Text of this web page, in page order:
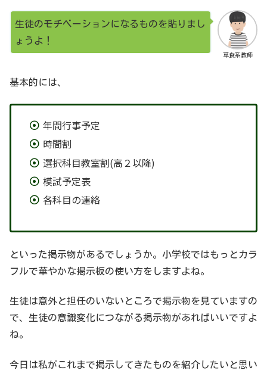
草食系教師
生徒のモチベーションになるものを貼りまし
ょうよ！
基本的には、
年間行事予定
時間割
選択科目教室割(高２以降)
模試予定表
各科目の連絡
といった掲示物があるでしょうか。小学校ではもっとカラ
フルで華やかな掲示板の使い方をしますよね。
生徒は意外と担任のいないところで掲示物を見ていますの
で、生徒の意識変化につながる掲示物があればいいですよ
ね。
今日は私がこれまで掲示してきたものを紹介したいと思い